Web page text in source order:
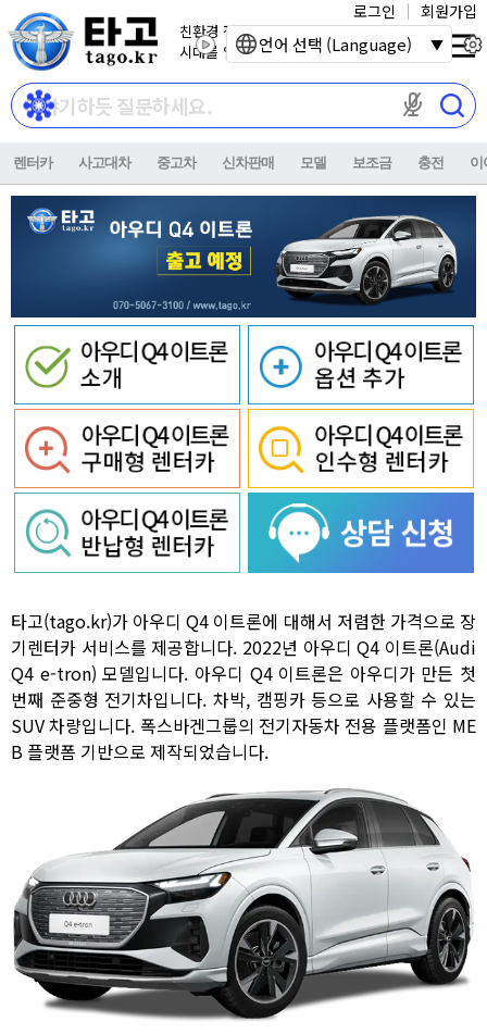
친환경 전기자동차
시대를 열어갑니다.
마이크 권한이
로그인 회원가입
렌터카 사고대차 중고차 신차판매 모델 보조금 충전 이
타고(tago.kr)가 아우디 Q4 이트론에 대해서 저렴한 가격으로 장
기렌터카 서비스를 제공합니다. 2022년 아우디 Q4 이트론(Audi
Q4 e-tron) 모델입니다. 아우디 Q4 이트론은 아우디가 만든 첫
번째 준중형 전기차입니다. 차박, 캠핑카 등으로 사용할 수 있는
SUV 차량입니다. 폭스바겐그룹의 전기자동차 전용 플랫폼인 ME
B 플랫폼 기반으로 제작되었습니다.
언어 선택 (Language)